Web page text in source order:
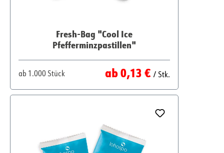
Fresh-Bag "Cool Ice
Pfefferminzpastillen"
ab 1.000 Stück Regulärer Preis:
ab0,13 € / Stk.